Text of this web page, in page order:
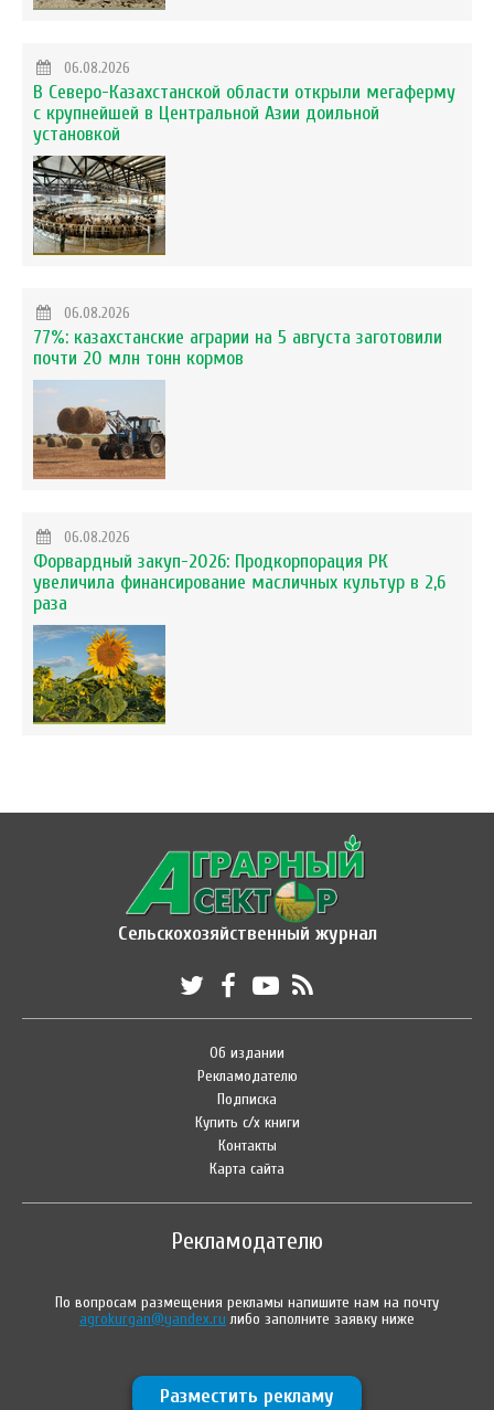
06.08.2026
В Северо-Казахстанской области открыли мегаферму
с крупнейшей в Центральной Азии доильной
установкой
06.08.2026
77%: казахстанские аграрии на 5 августа заготовили
почти 20 млн тонн кормов
06.08.2026
Форвардный закуп-2026: Продкорпорация РК
увеличила финансирование масличных культур в 2,6
раза
Сельскохозяйственный журнал
Об издании
Рекламодателю
Подписка
Купить с/х книги
Контакты
Карта сайта
Рекламодателю
По вопросам размещения рекламы напишите нам на почту
agrokurgan@yandex.ru либо заполните заявку ниже
Разместить рекламу